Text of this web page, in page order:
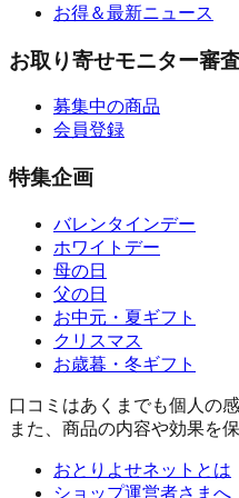
お得＆最新ニュース
お取り寄せモニター審
募集中の商品
会員登録
特集企画
バレンタインデー
ホワイトデー
母の日
父の日
お中元・夏ギフト
クリスマス
お歳暮・冬ギフト
口コミはあくまでも個人の
また、商品の内容や効果を
おとりよせネットとは
ショップ運営者さまへ